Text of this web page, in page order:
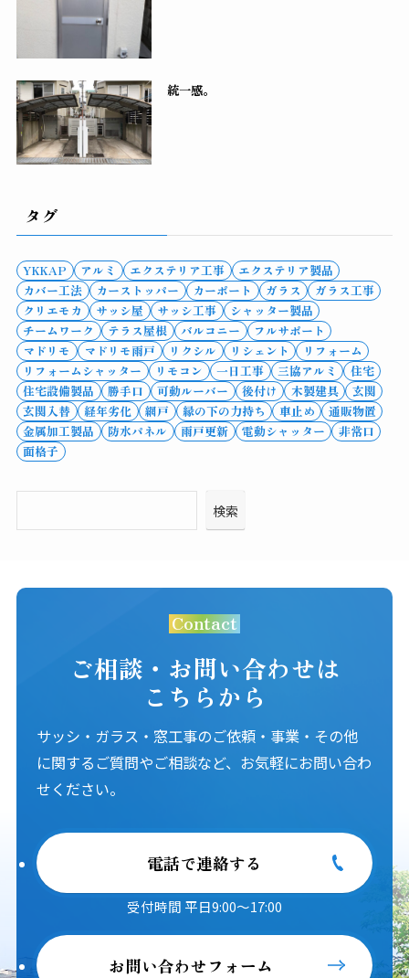
統一感。
タグ
YKKAP アルミ エクステリア工事
エクステリア製品
カバー工法
カーストッパー カーポート ガラス
ガラス工事
クリエモカ
サッシ屋 サッシ工事
シャッター製品
チームワーク
テラス屋根 バルコニー
フルサポート
マドリモ
マドリモ雨戸 リクシル リシェント
リフォーム
リフォームシャッター
リモコン 一日工事 三協アルミ
住宅
住宅設備製品
勝手口 可動ルーバー 後付け 木製建具
玄関
玄関入替
経年劣化 網戸 縁の下の力持ち 車止め
通販物置
金属加工製品
防水パネル 雨戸更新 電動シャッター
非常口
面格子
検索
Contact
ご相談・お問い合わせは
こちらから
サッシ・ガラス・窓工事のご依頼・事業・その他
に関するご質問やご相談など、お気軽にお問い合わ
せください。
電話で連絡する
受付時間 平日9:00～17:00
お問い合わせフォーム